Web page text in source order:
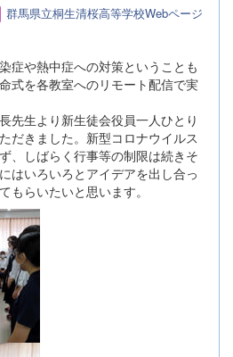
群馬県立桐生清桜高等学校Webページ
症や熱中症への対策ということも
式を各教室へのリモート配信で実
先生より新生徒会役員一人ひとり
だきました。新型コロナウイルス
、しばらく行事等の制限は続きそ
はいろいろとアイデアを出し合っ
もらいたいと思います。